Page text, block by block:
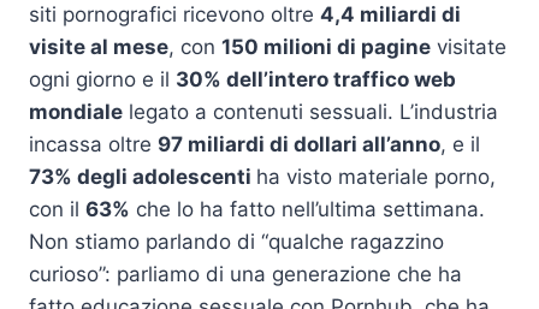
siti pornografici ricevono oltre 4,4 miliardi di
visite al mese, con 150 milioni di pagine visitate
ogni giorno e il 30% dell’intero traffico web
mondiale legato a contenuti sessuali. L’industria
incassa oltre 97 miliardi di dollari all’anno, e il
73% degli adolescenti ha visto materiale porno,
con il 63% che lo ha fatto nell’ultima settimana.
Non stiamo parlando di “qualche ragazzino
curioso”: parliamo di una generazione che ha